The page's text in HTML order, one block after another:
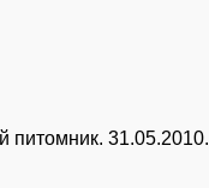
питомник. 31.05.2010.